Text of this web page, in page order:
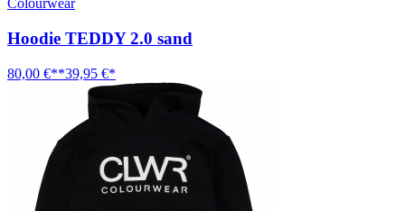
Colourwear
Hoodie TEDDY 2.0 sand
80,00 €**39,95 €*